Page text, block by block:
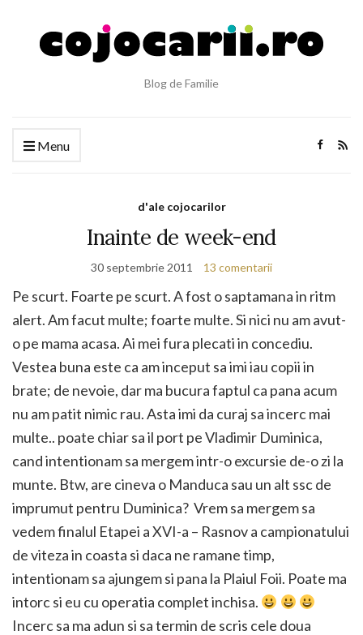
Blog de Familie
Menu
d'ale cojocarilor
Inainte de week-end
30 septembrie 2011 13 comentarii
Pe scurt. Foarte pe scurt. A fost o saptamana in ritm
alert. Am facut multe; foarte multe. Si nici nu am avut-
o pe mama acasa. Ai mei fura plecati in concediu.
Vestea buna este ca am inceput sa imi iau copii in
brate; de nevoie, dar ma bucura faptul ca pana acum
nu am patit nimic rau. Asta imi da curaj sa incerc mai
multe.. poate chiar sa il port pe Vladimir Duminica,
cand intentionam sa mergem intr-o excursie de-o zi la
munte. Btw, are cineva o Manduca sau un alt ssc de
imprumut pentru Duminica? Vrem sa mergem sa
vedem finalul Etapei a XVI-a – Rasnov a campionatului
de viteza in coasta si daca ne ramane timp,
intentionam sa ajungem si pana la Plaiul Foii. Poate ma
intorc si eu cu operatia complet inchisa.
Incerc sa ma adun si sa termin de scris cele doua